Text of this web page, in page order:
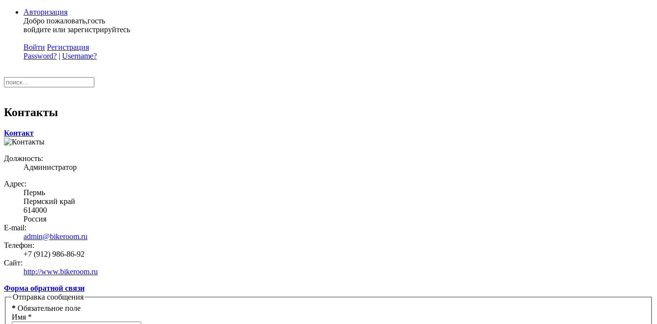
Авторизация
Добро пожаловать,гость
войдите или зарегистрируйтесь
Войти Регистрация
Password? | Username?
Контакты
Контакт
Должность:
Администратор
Адрес:
Пермь
Пермский край
614000
Россия
E-mail:
admin@bikeroom.ru
Телефон:
+7 (912) 986-86-92
Сайт:
http://www.bikeroom.ru
Форма обратной связи
Отправка сообщения
* Обязательное поле
Имя *